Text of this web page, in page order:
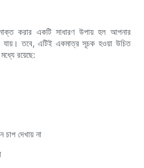
করার একটি সাধারণ উপায় হল আপনার
যায়। তবে, এটিই একমাত্র সূচক হওয়া উচিত
রয়েছে:
চাপ দেখায় না